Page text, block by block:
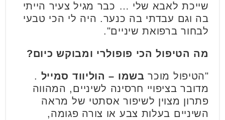
שייכת לאבא שלי … כבר מגיל צעיר הייתי
בה וגם עבדתי בה כנער. היה לי הכי טבעי
לבחור ברפואת שיניים".
מה הטיפול הכי פופולרי ומבוקש כיום?
"הטיפול מוכר בשמו – הוליווד סמייל .
מדובר בציפויי חרסינה לשיניים, המהווה
פתרון מצוין לשיפור אסתטי של מראה
השיניים בעלות צבע או צורה פגומה,